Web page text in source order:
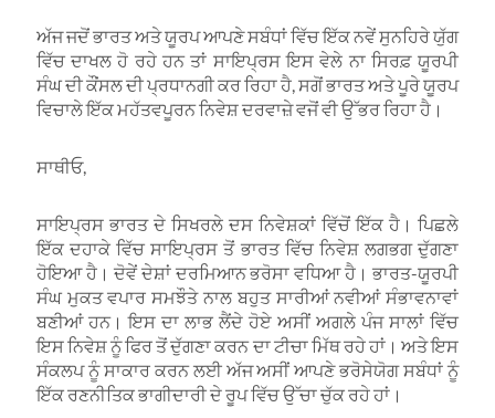
ਅੱਜ ਜਦੋਂ ਭਾਰਤ ਅਤੇ ਯੂਰਪ ਆਪਣੇ ਸਬੰਧਾਂ ਵਿੱਚ ਇੱਕ ਨਵੇਂ ਸੁਨਹਿਰੇ ਯੁੱਗ
ਵਿੱਚ ਦਾਖਲ ਹੋ ਰਹੇ ਹਨ ਤਾਂ ਸਾਇਪ੍ਰਸ ਇਸ ਵੇਲੇ ਨਾ ਸਿਰਫ਼ ਯੂਰਪੀ
ਸੰਘ ਦੀ ਕੌਂਸਲ ਦੀ ਪ੍ਰਧਾਨਗੀ ਕਰ ਰਿਹਾ ਹੈ, ਸਗੋਂ ਭਾਰਤ ਅਤੇ ਪੂਰੇ ਯੂਰਪ
ਵਿਚਾਲੇ ਇੱਕ ਮਹੱਤਵਪੂਰਨ ਨਿਵੇਸ਼ ਦਰਵਾਜ਼ੇ ਵਜੋਂ ਵੀ ਉੱਭਰ ਰਿਹਾ ਹੈ।
ਸਾਥੀਓ,
ਸਾਇਪ੍ਰਸ ਭਾਰਤ ਦੇ ਸਿਖਰਲੇ ਦਸ ਨਿਵੇਸ਼ਕਾਂ ਵਿੱਚੋਂ ਇੱਕ ਹੈ। ਪਿਛਲੇ
ਇੱਕ ਦਹਾਕੇ ਵਿੱਚ ਸਾਇਪ੍ਰਸ ਤੋਂ ਭਾਰਤ ਵਿੱਚ ਨਿਵੇਸ਼ ਲਗਭਗ ਦੁੱਗਣਾ
ਹੋਇਆ ਹੈ। ਦੋਵੇਂ ਦੇਸ਼ਾਂ ਦਰਮਿਆਨ ਭਰੋਸਾ ਵਧਿਆ ਹੈ। ਭਾਰਤ-ਯੂਰਪੀ
ਸੰਘ ਮੁਕਤ ਵਪਾਰ ਸਮਝੌਤੇ ਨਾਲ ਬਹੁਤ ਸਾਰੀਆਂ ਨਵੀਆਂ ਸੰਭਾਵਨਾਵਾਂ
ਬਣੀਆਂ ਹਨ। ਇਸ ਦਾ ਲਾਭ ਲੈਂਦੇ ਹੋਏ ਅਸੀਂ ਅਗਲੇ ਪੰਜ ਸਾਲਾਂ ਵਿੱਚ
ਇਸ ਨਿਵੇਸ਼ ਨੂੰ ਫਿਰ ਤੋਂ ਦੁੱਗਣਾ ਕਰਨ ਦਾ ਟੀਚਾ ਮਿੱਥ ਰਹੇ ਹਾਂ। ਅਤੇ ਇਸ
ਸੰਕਲਪ ਨੂੰ ਸਾਕਾਰ ਕਰਨ ਲਈ ਅੱਜ ਅਸੀਂ ਆਪਣੇ ਭਰੋਸੇਯੋਗ ਸਬੰਧਾਂ ਨੂੰ
ਇੱਕ ਰਣਨੀਤਿਕ ਭਾਗੀਦਾਰੀ ਦੇ ਰੂਪ ਵਿੱਚ ਉੱਚਾ ਚੁੱਕ ਰਹੇ ਹਾਂ।